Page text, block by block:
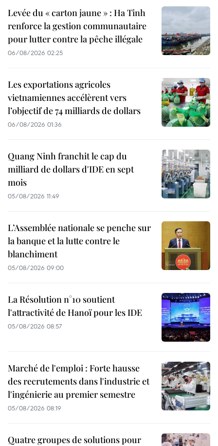
Levée du « carton jaune » : Ha Tinh
renforce la gestion communautaire
pour lutter contre la pêche illégale
06/08/2026 02:25
Les exportations agricoles
vietnamiennes accélèrent vers
l’objectif de 74 milliards de dollars
06/08/2026 01:36
Quang Ninh franchit le cap du
milliard de dollars d'IDE en sept
mois
05/08/2026 11:49
L’Assemblée nationale se penche sur
la banque et la lutte contre le
blanchiment
05/08/2026 09:00
La Résolution n°10 soutient
l'attractivité de Hanoï pour les IDE
05/08/2026 08:57
Marché de l'emploi : Forte hausse
des recrutements dans l'industrie et
l'ingénierie au premier semestre
05/08/2026 08:19
Quatre groupes de solutions pour